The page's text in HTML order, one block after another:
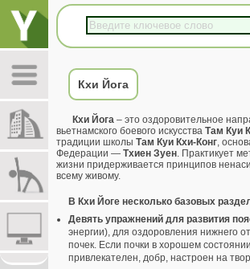
Кхи Йога
Кхи Йога – это оздоровительное
вьетнамского боевого искусства Там Куи
традиции школы Там Куи Кхи-Конг,
Федерации — Тхиен Зуен. Практикует
жизни придерживается принципов
всему живому.
В Кхи Йоге несколько базовых
Девять упражнений для развития
энергии), для оздоровления нижнего
почек. Если почки в хорошем
привлекателен, добр, настроен на